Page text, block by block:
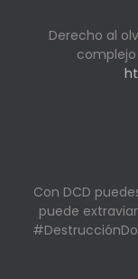
Derecho al
complejo
Con DCD
puede